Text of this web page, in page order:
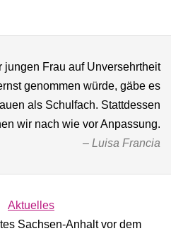
jungen Frau auf Unversehrtheit
genommen würde, gäbe es
als Schulfach. Stattdessen
wir nach wie vor Anpassung.
Luisa Francia
Aktuelles
Sachsen-Anhalt vor dem